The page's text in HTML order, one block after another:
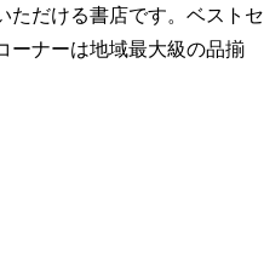
ただける書店です。ベストセ
ーナーは地域最大級の品揃